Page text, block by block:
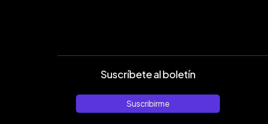
Suscríbete al boletín
Suscribirme